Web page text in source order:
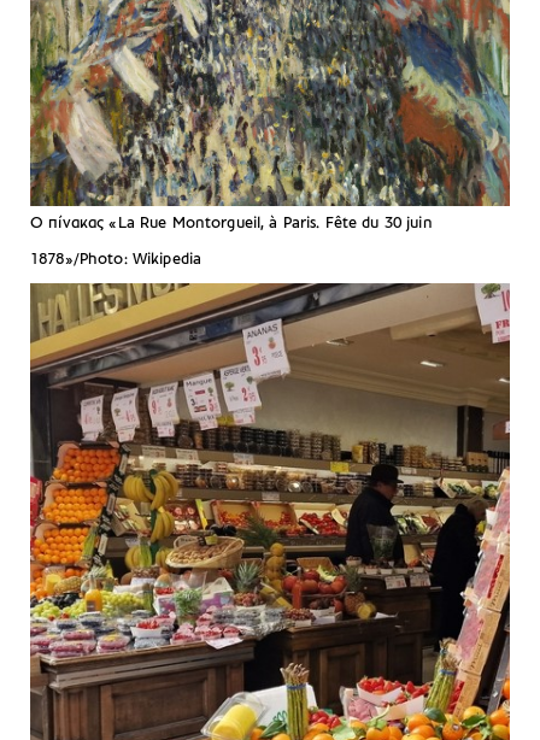
Ο πίνακας «La Rue Montorgueil, à Paris. Fête du 30 juin
1878»/Photo: Wikipedia